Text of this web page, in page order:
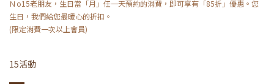
Ｎo15老朋友，生日當「月」任一天預約的消費，即可享有「85折」優惠。您
生日，我們給您最暖心的折扣。
(限定消費一次以上會員)
15活動